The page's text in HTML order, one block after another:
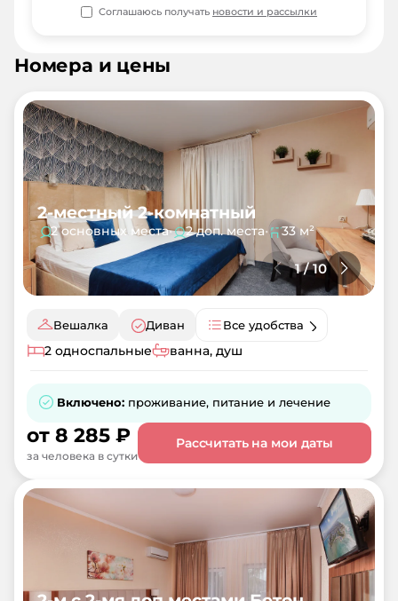
Номера и цены
2-местный 2-комнатный
2 основных места• 2 доп. места• 33 м²
1/10
Вешалка Диван
Все удобства
2 односпальные
ванна, душ
Включено: проживание, питание и лечение
от 8 285 ₽
за человека в сутки
Рассчитать на мои даты
Соглашаюсь получать новости и рассылки